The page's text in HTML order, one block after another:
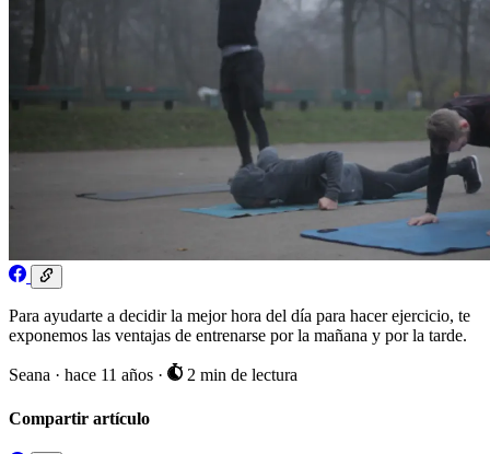
Para ayudarte a decidir la mejor hora del día para hacer ejercicio, te
exponemos las ventajas de entrenarse por la mañana y por la tarde.
Seana · hace 11 años · 2 min de lectura
Compartir artículo